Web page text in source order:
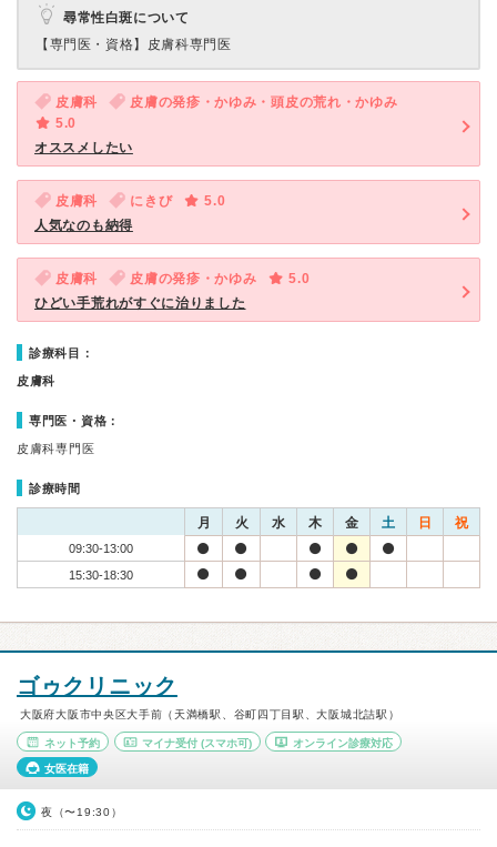
尋常性白斑について
【専門医・資格】 皮膚科専門医
皮膚科
皮膚の発疹・かゆみ・頭皮の荒れ・かゆみ
5.0
オススメしたい
皮膚科 にきび
5.0
人気なのも納得
皮膚科 皮膚の発疹・かゆみ
5.0
ひどい手荒れがすぐに治りました
診療科目：
皮膚科
専門医・資格：
皮膚科専門医
診療時間
月 火 水 木 金 土 日 祝
09:30-13:00
15:30-18:30
ゴゥクリニック
大阪府大阪市中央区大手前（天満橋駅、谷町四丁目駅、大阪城北詰駅）
ネット予約 マイナ受付(スマホ可) オンライン診療対応
女医在籍
夜（〜19:30）